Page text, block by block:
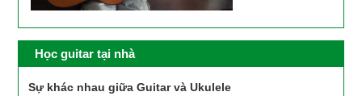
Học guitar tại nhà
Sự khác nhau giữa Guitar và Ukulele